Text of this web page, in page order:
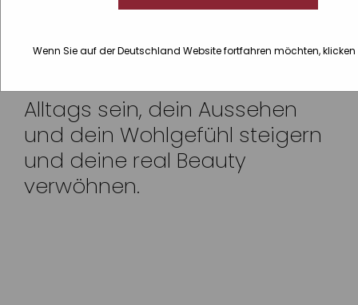
Wenn Sie auf der Deutschland Website fortfahren möchten,
Tahe steht für
pures Verwöhnen
Wir möchten Teil deines
Alltags sein, dein Aussehen
und dein Wohlgefühl steigern
und deine real Beauty
verwöhnen.